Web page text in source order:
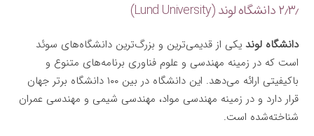
۲٫۳٫ دانشگاه لوند (Lund University)
دانشگاه لوند یکی از قدیمی‌ترین و بزرگ‌ترین دانشگاه‌های سوئد
است که در زمینه مهندسی و علوم فناوری برنامه‌های متنوع و
باکیفیتی ارائه می‌دهد. این دانشگاه در بین ۱۰۰ دانشگاه برتر جهان
قرار دارد و در زمینه مهندسی مواد، مهندسی شیمی و مهندسی عمران
شناخته‌شده است.